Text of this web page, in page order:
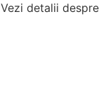
Vezi detalii despre